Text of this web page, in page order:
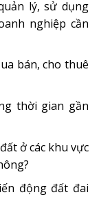
lý, sử dụng
nghiệp cần
bán, cho thuê
thời gian gần
ở các khu vực
động đất đai